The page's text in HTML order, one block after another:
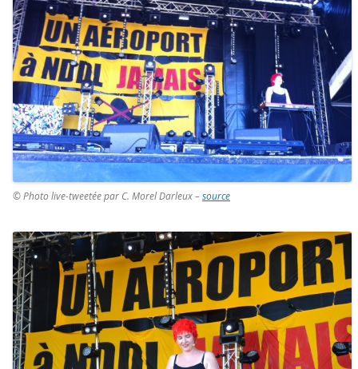
© Photo live-tweetée par C. Morel Darleux –source